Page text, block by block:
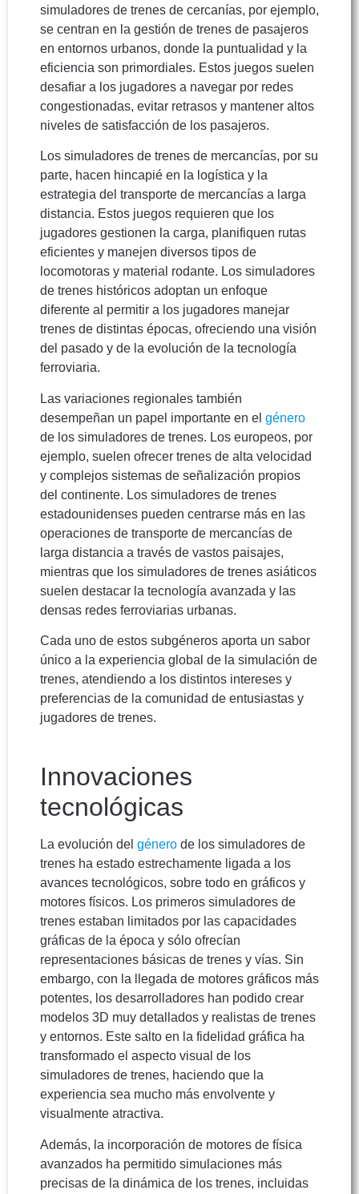
simuladores de trenes de cercanías, por ejemplo,
se centran en la gestión de trenes de pasajeros
en entornos urbanos, donde la puntualidad y la
eficiencia son primordiales. Estos juegos suelen
desafiar a los jugadores a navegar por redes
congestionadas, evitar retrasos y mantener altos
niveles de satisfacción de los pasajeros.
Los simuladores de trenes de mercancías, por su
parte, hacen hincapié en la logística y la
estrategia del transporte de mercancías a larga
distancia. Estos juegos requieren que los
jugadores gestionen la carga, planifiquen rutas
eficientes y manejen diversos tipos de
locomotoras y material rodante. Los simuladores
de trenes históricos adoptan un enfoque
diferente al permitir a los jugadores manejar
trenes de distintas épocas, ofreciendo una visión
del pasado y de la evolución de la tecnología
ferroviaria.
Las variaciones regionales también
desempeñan un papel importante en el género
de los simuladores de trenes. Los europeos, por
ejemplo, suelen ofrecer trenes de alta velocidad
y complejos sistemas de señalización propios
del continente. Los simuladores de trenes
estadounidenses pueden centrarse más en las
operaciones de transporte de mercancías de
larga distancia a través de vastos paisajes,
mientras que los simuladores de trenes asiáticos
suelen destacar la tecnología avanzada y las
densas redes ferroviarias urbanas.
Cada uno de estos subgéneros aporta un sabor
único a la experiencia global de la simulación de
trenes, atendiendo a los distintos intereses y
preferencias de la comunidad de entusiastas y
jugadores de trenes.
Innovaciones
tecnológicas
La evolución del género de los simuladores de
trenes ha estado estrechamente ligada a los
avances tecnológicos, sobre todo en gráficos y
motores físicos. Los primeros simuladores de
trenes estaban limitados por las capacidades
gráficas de la época y sólo ofrecían
representaciones básicas de trenes y vías. Sin
embargo, con la llegada de motores gráficos más
potentes, los desarrolladores han podido crear
modelos 3D muy detallados y realistas de trenes
y entornos. Este salto en la fidelidad gráfica ha
transformado el aspecto visual de los
simuladores de trenes, haciendo que la
experiencia sea mucho más envolvente y
visualmente atractiva.
Además, la incorporación de motores de física
avanzados ha permitido simulaciones más
precisas de la dinámica de los trenes, incluidas